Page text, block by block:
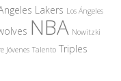
Lakers Los Ángeles
NBA Nowitzki
Jóvenes Talento Triples